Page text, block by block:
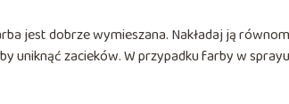
jest dobrze wymieszana. Nakładaj ją
uniknąć zacieków. W przypadku farby w